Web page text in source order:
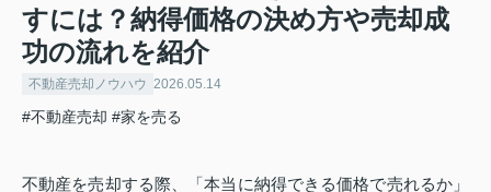
すには？納得価格の決め方や売却成
功の流れを紹介
不動産売却ノウハウ 2026.05.14
#不動産売却 #家を売る
不動産を売却する際、「本当に納得できる価格で売れるか」